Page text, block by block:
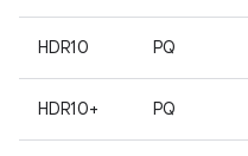
HDR10 PQ
HDR10+ PQ